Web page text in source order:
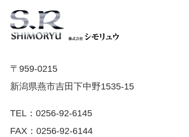
〒959-0215
新潟県燕市吉田下中野1535-15
TEL：0256-92-6145
FAX：0256-92-6144